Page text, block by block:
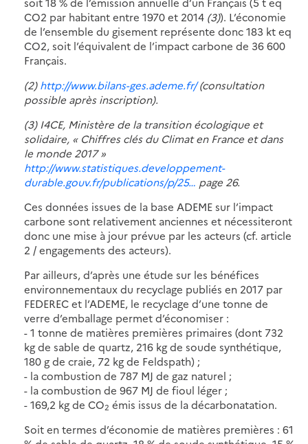
CO2 par habitant entre 1970 et 2014 (3)). L’économie
de l’ensemble du gisement représente donc 183 kt eq
CO2, soit l’équivalent de l’impact carbone de 36 600
Français.
(2)http://www.bilans-ges.ademe.fr/(consultation
possible après inscription).
(3) I4CE, Ministère de la transition écologique et
solidaire, « Chiffres clés du Climat en France et dans
le monde 2017 »
http://www.statistiques.developpement-
durable.gouv.fr/publications/p/25… page 26.
Ces données issues de la base ADEME sur l’impact
carbone sont relativement anciennes et nécessiteront
donc une mise à jour prévue par les acteurs (cf. article
2 / engagements des acteurs).
Par ailleurs, d’après une étude sur les bénéfices
environnementaux du recyclage publiés en 2017 par
FEDEREC et l’ADEME, le recyclage d’une tonne de
verre d’emballage permet d’économiser :
- 1 tonne de matières premières primaires (dont 732
kg de sable de quartz, 216 kg de soude synthétique,
180 g de craie, 72 kg de Feldspath) ;
- la combustion de 787 MJ de gaz naturel ;
- la combustion de 967 MJ de fioul léger ;
- 169,2 kg de CO2 émis issus de la décarbonatation.
Soit en termes d’économie de matières premières : 61